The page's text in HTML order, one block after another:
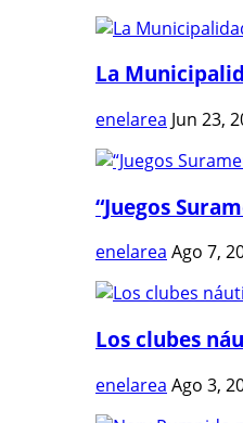
La
enelarea Jun 23,
“Juegos
enelarea Ago 7,
Los clubes
enelarea Ago 3,